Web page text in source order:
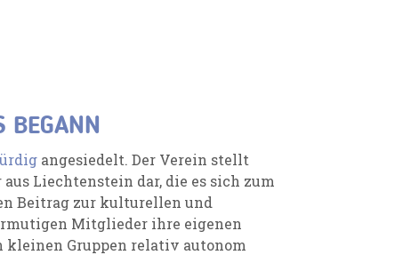
BEGANN
angesiedelt. Der Verein stellt
Liechtenstein dar, die es sich zum
Beitrag zur kulturellen und
Mitglieder ihre eigenen
kleinen Gruppen relativ autonom